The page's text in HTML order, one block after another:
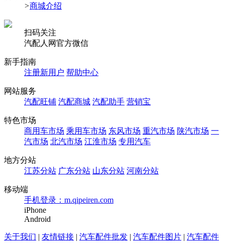
>商城介绍
扫码关注
汽配人网官方微信
新手指南
注册新用户 帮助中心
网站服务
汽配旺铺 汽配商城 汽配助手 营销宝
特色市场
商用车市场 乘用车市场 东风市场 重汽市场 陕汽市场 一
汽市场 北汽市场 江淮市场 专用汽车
地方分站
江苏分站 广东分站 山东分站 河南分站
移动端
手机登录：m.qipeiren.com
iPhone
Android
关于我们 | 友情链接 | 汽车配件批发 | 汽车配件图片 | 汽车配件